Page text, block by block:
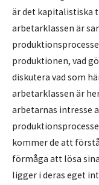
är det kapitalistiska
arbetarklassen är
produktionen, vad
diskutera vad som
arbetarklassen är
arbetarnas intresse
kommer de att
förmåga att lösa
ligger i deras eget